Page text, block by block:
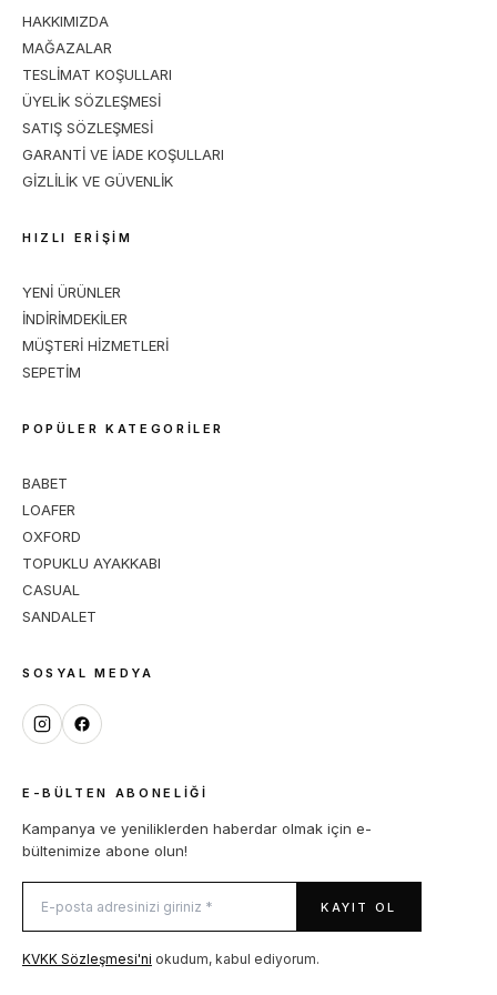
HAKKIMIZDA
MAĞAZALAR
TESLİMAT KOŞULLARI
ÜYELİK SÖZLEŞMESİ
SATIŞ SÖZLEŞMESİ
GARANTİ VE İADE KOŞULLARI
GİZLİLİK VE GÜVENLİK
HIZLI ERİŞİM
YENİ ÜRÜNLER
İNDİRİMDEKİLER
MÜŞTERİ HİZMETLERİ
SEPETİM
POPÜLER KATEGORİLER
BABET
LOAFER
OXFORD
TOPUKLU AYAKKABI
CASUAL
SANDALET
SOSYAL MEDYA
E-BÜLTEN ABONELIĞI
Kampanya ve yeniliklerden haberdar olmak için e-
bültenimize abone olun!
KAYIT OL
KVKK Sözleşmesi'ni okudum, kabul ediyorum.